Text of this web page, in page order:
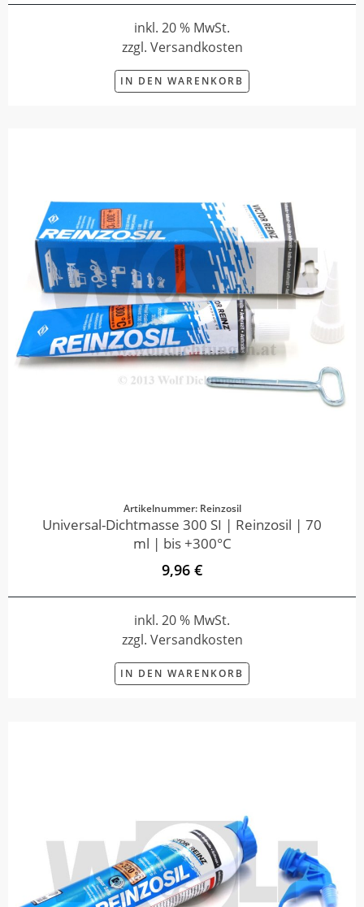
inkl. 20 % MwSt.
zzgl. Versandkosten
IN DEN WARENKORB
Artikelnummer: Reinzosil
Universal-Dichtmasse 300 SI | Reinzosil | 70
ml | bis +300°C
9,96 €
inkl. 20 % MwSt.
zzgl. Versandkosten
IN DEN WARENKORB